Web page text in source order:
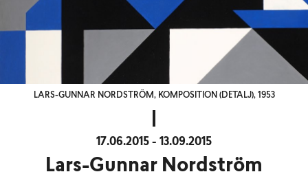
LARS-GUNNAR NORDSTRÖM, KOMPOSITION (DETALJ), 1953
17.06.2015 - 13.09.2015
Lars-Gunnar Nordström